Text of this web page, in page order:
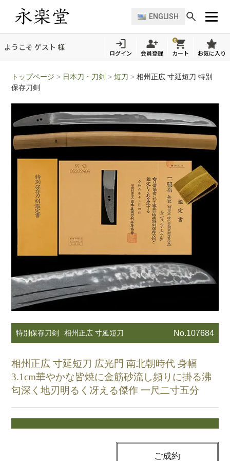
ENGLISH
ようこそ ゲスト 様
ログイン 会員登録
0
カート お気に入り
トップページ > 日本刀・刀剣 >短刀 >相州正広 寸延短刀 特別
保存刀剣
特別保存刀剣 相州正広 寸延短刀 No.107684
相州正広 寸延短刀 広光門 南北朝時代 身幅
3.1cm華やかな皆焼に金筋砂流し頻りに掛る沸
匂深く地刃明るく冴える傑作 一尺二寸五分
ご成約